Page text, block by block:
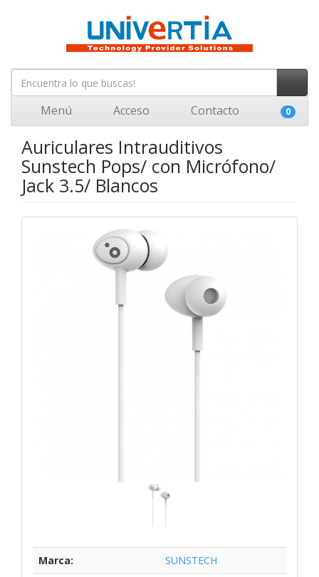
Menú Acceso Contacto 0
Auriculares Intrauditivos
Sunstech Pops/ con Micrófono/
Jack 3.5/ Blancos
Marca:
SUNSTECH